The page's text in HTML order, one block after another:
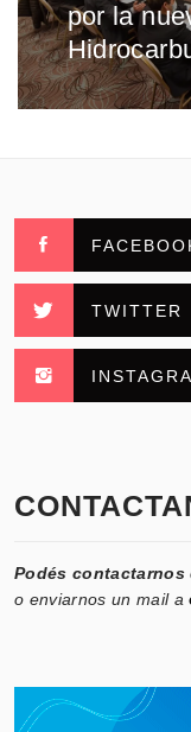
por la
TWITTER
Podés contactarnos
o enviarnos un mail a